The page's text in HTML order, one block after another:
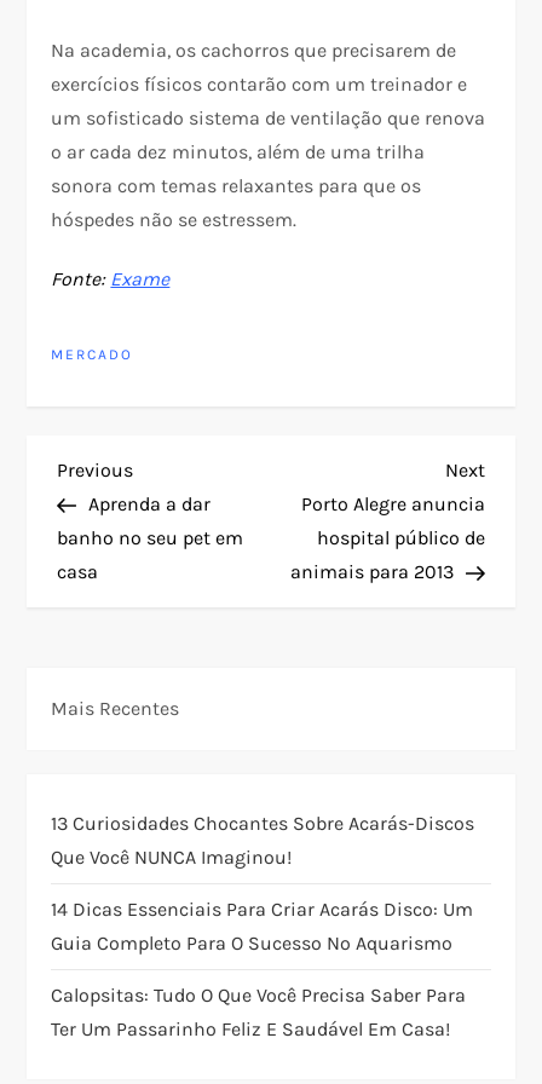
Na academia, os cachorros que precisarem de
exercícios físicos contarão com um treinador e
um sofisticado sistema de ventilação que renova
o ar cada dez minutos, além de uma trilha
sonora com temas relaxantes para que os
hóspedes não se estressem.
Fonte: Exame
MERCADO
N
a
v
g
ç
ã
o
d
e
Previous
Post
Previous
Aprenda a dar
banho no seu pet em
casa
Next
Post
Next
Porto Alegre anuncia
hospital público de
animais para 2013
Mais Recentes
13 Curiosidades Chocantes Sobre Acarás-Discos
Que Você NUNCA Imaginou!
14 Dicas Essenciais Para Criar Acarás Disco: Um
Guia Completo Para O Sucesso No Aquarismo
Calopsitas: Tudo O Que Você Precisa Saber Para
Ter Um Passarinho Feliz E Saudável Em Casa!